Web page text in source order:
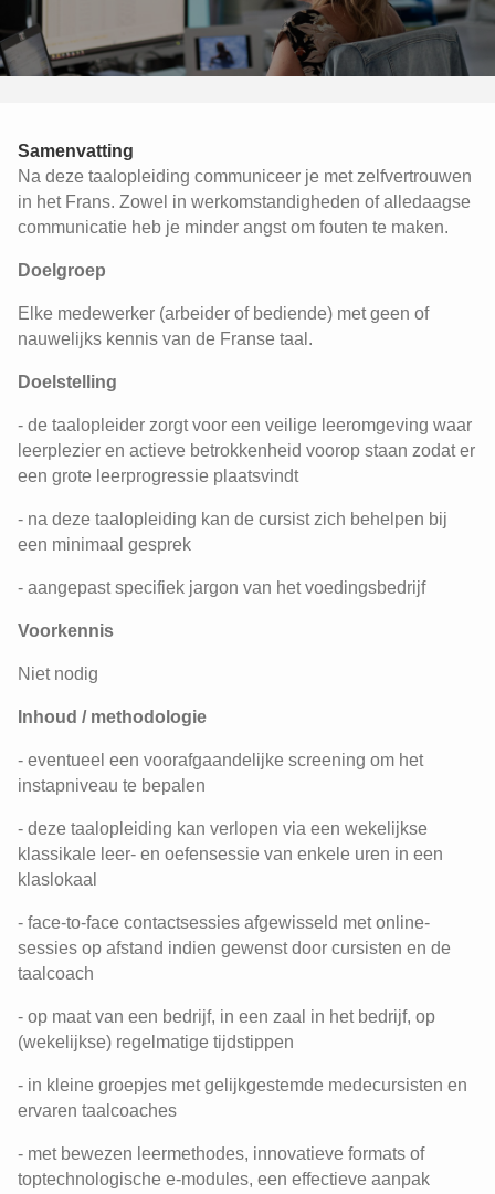
Samenvatting
Na deze taalopleiding communiceer je met zelfvertrouwen
in het Frans. Zowel in werkomstandigheden of alledaagse
communicatie heb je minder angst om fouten te maken.
Doelgroep
Elke medewerker (arbeider of bediende) met geen of
nauwelijks kennis van de Franse taal.
Doelstelling
- de taalopleider zorgt voor een veilige leeromgeving waar
leerplezier en actieve betrokkenheid voorop staan zodat er
een grote leerprogressie plaatsvindt
- na deze taalopleiding kan de cursist zich behelpen bij
een minimaal gesprek
- aangepast specifiek jargon van het voedingsbedrijf
Voorkennis
Niet nodig
Inhoud / methodologie
- eventueel een voorafgaandelijke screening om het
instapniveau te bepalen
- deze taalopleiding kan verlopen via een wekelijkse
klassikale leer- en oefensessie van enkele uren in een
klaslokaal
- face-to-face contactsessies afgewisseld met online-
sessies op afstand indien gewenst door cursisten en de
taalcoach
- op maat van een bedrijf, in een zaal in het bedrijf, op
(wekelijkse) regelmatige tijdstippen
- in kleine groepjes met gelijkgestemde medecursisten en
ervaren taalcoaches
- met bewezen leermethodes, innovatieve formats of
toptechnologische e-modules, een effectieve aanpak